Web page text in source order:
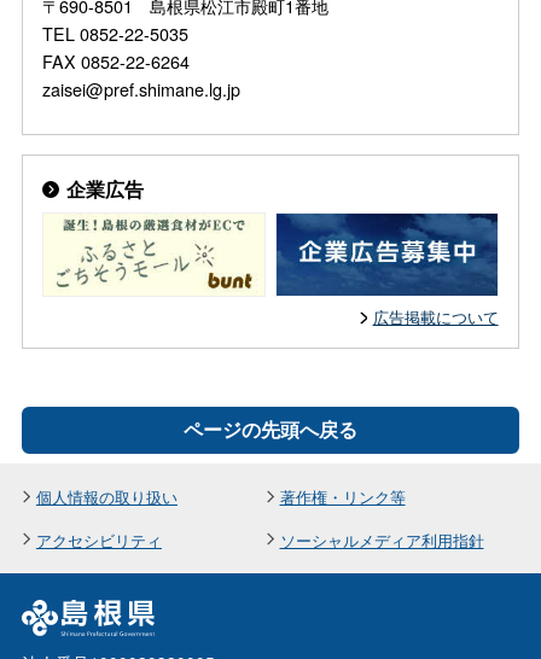
TEL 0852-22-5035
FAX 0852-22-6264
zaisei@pref.shimane.lg.jp
企業広告
広告掲載について
ページの先頭へ戻る
個人情報の取り扱い
著作権・リンク等
アクセシビリティ
ソーシャルメディア利用指針